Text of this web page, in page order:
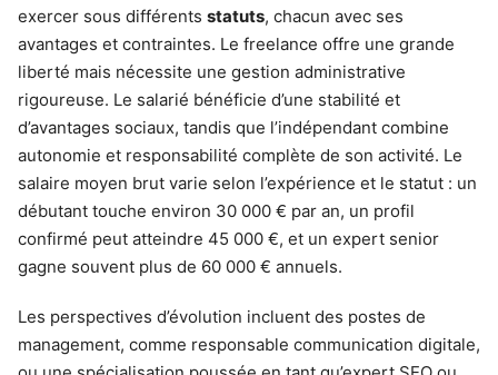
exercer sous différents statuts, chacun avec ses
avantages et contraintes. Le freelance offre une grande
liberté mais nécessite une gestion administrative
rigoureuse. Le salarié bénéficie d’une stabilité et
d’avantages sociaux, tandis que l’indépendant combine
autonomie et responsabilité complète de son activité. Le
salaire moyen brut varie selon l’expérience et le statut : un
débutant touche environ 30 000 € par an, un profil
confirmé peut atteindre 45 000 €, et un expert senior
gagne souvent plus de 60 000 € annuels.
Les perspectives d’évolution incluent des postes de
management, comme responsable communication digitale,